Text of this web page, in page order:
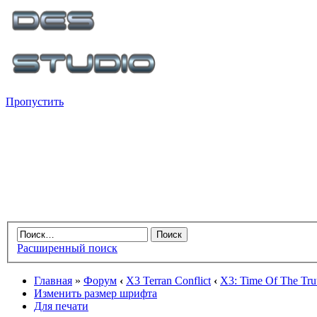
Пропустить
Расширенный поиск
Главная » Форум ‹ X3 Terran Conflict ‹ X3: Time Of The
Изменить размер шрифта
Для печати